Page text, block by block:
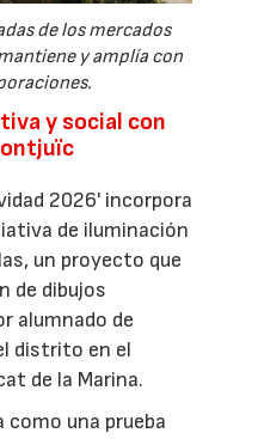
de los mercados
y amplía con
y social con
2026' incorpora
de iluminación
un proyecto que
de dibujos
alumnado de
distrito en el
de la Marina.
como una prueba